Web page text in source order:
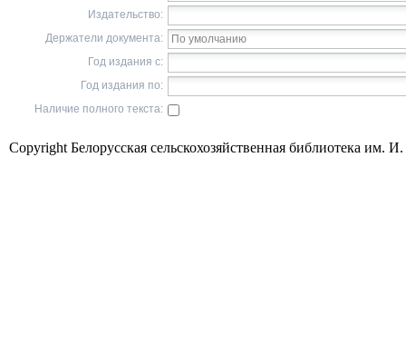
Издательство:
Держатели документа:
Год издания с:
Год издания по:
Наличие полного текста:
Copyright Белорусская сельскохозяйственная библиотека им.